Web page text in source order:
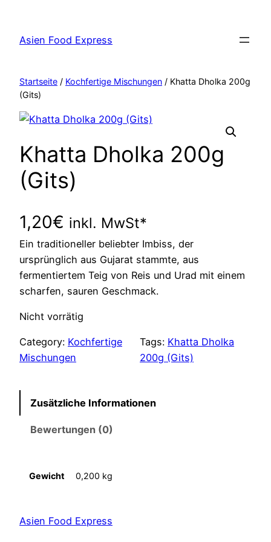
springen
Asien Food Express
Startseite / Kochfertige Mischungen / Khatta Dholka 200g
(Gits)
Khatta Dholka 200g
(Gits)
1,20€ inkl. MwSt*
Ein traditioneller beliebter Imbiss, der
ursprünglich aus Gujarat stammte, aus
fermentiertem Teig von Reis und Urad mit einem
scharfen, sauren Geschmack.
Nicht vorrätig
Category: Kochfertige
Mischungen
Tags: Khatta Dholka
200g (Gits)
Zusätzliche Informationen
Bewertungen (0)
Gewicht 0,200 kg
Asien Food Express